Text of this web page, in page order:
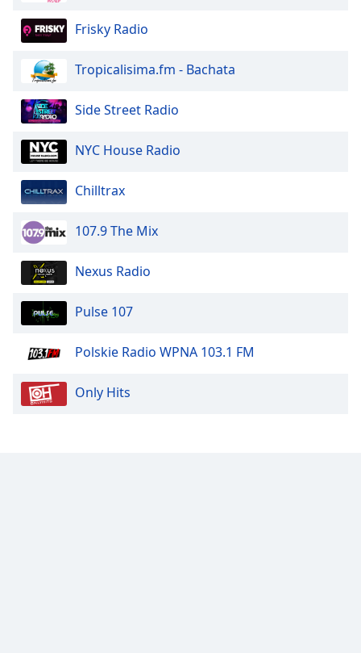
window.
Escape
cancel
and
close
window.
Text
Color
Text
Background
Opacity
Frisky Radio
Tropicalisima.fm - Bachata
Side Street Radio
NYC House Radio
Chilltrax
107.9 The Mix
Nexus Radio
Pulse 107
Polskie Radio WPNA 103.1 FM
Only Hits